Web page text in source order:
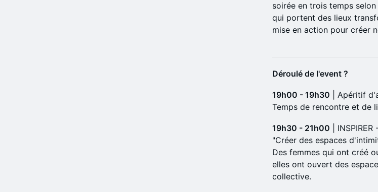
soirée en trois temps
qui portent des lieux
mise en action pour créer
Déroulé de l'event ?
19h00 - 19h30 | Apéritif
Temps de rencontre et de
19h30 - 21h00 |
"Créer des espaces
Des femmes qui ont créé
elles ont ouvert des
collective.